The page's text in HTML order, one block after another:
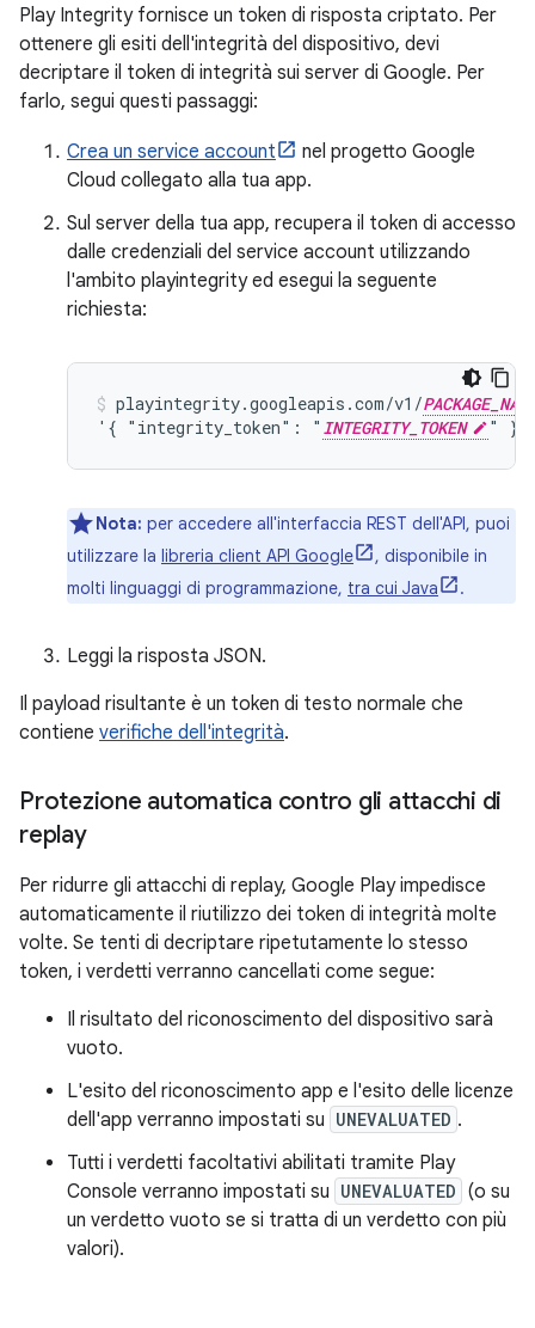
Play Integrity fornisce un token di risposta criptato. Per
ottenere gli esiti dell'integrità del dispositivo, devi
decriptare il token di integrità sui server di Google. Per
farlo, segui questi passaggi:
Crea un service account
nel progetto Google
Cloud collegato alla tua app.
Sul server della tua app, recupera il token di accesso
dalle credenziali del service account utilizzando
l'ambito playintegrity ed esegui la seguente
richiesta:
playintegrity.googleapis.com/v1/
'{ "integrity_token": " INTEGRITY_TOKEN " }'
Nota: per accedere all'interfaccia REST dell'API, puoi
utilizzare la libreria client API Google
, disponibile in
molti linguaggi di programmazione, tra cui Java .
Leggi la risposta JSON.
Il payload risultante è un token di testo normale che
contiene verifiche dell'integrità.
Protezione automatica contro gli attacchi di
replay
Per ridurre gli attacchi di replay, Google Play impedisce
automaticamente il riutilizzo dei token di integrità molte
volte. Se tenti di decriptare ripetutamente lo stesso
token, i verdetti verranno cancellati come segue:
Il risultato del riconoscimento del dispositivo sarà
vuoto.
L'esito del riconoscimento app e l'esito delle licenze
dell'app verranno impostati su UNEVALUATED .
Tutti i verdetti facoltativi abilitati tramite Play
Console verranno impostati su UNEVALUATED (o su
un verdetto vuoto se si tratta di un verdetto con più
valori).